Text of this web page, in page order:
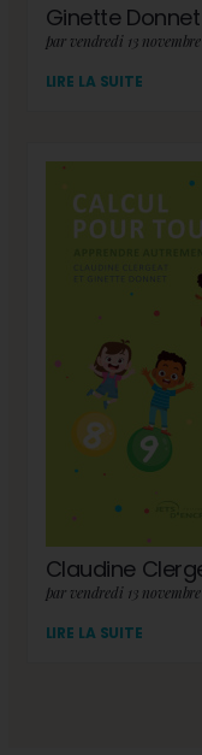
Ginette Donnet
LIRE LA SUITE
Claudine
LIRE LA SUITE